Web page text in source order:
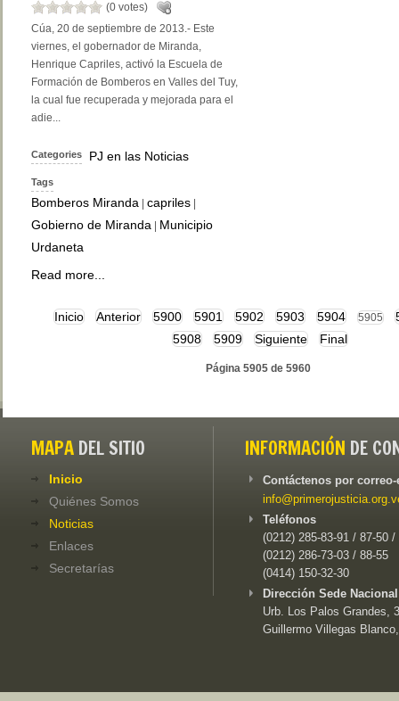
(0 votes)
Cúa, 20 de septiembre de 2013.- Este
viernes, el gobernador de Miranda,
Henrique Capriles, activó la Escuela de
Formación de Bomberos en Valles del Tuy,
la cual fue recuperada y mejorada para el
adie...
Categories PJ en las Noticias
Tags
Bomberos Miranda capriles
Gobierno de Miranda
Municipio
Urdaneta
Read more...
Inicio Anterior 5900 5901 5902 5903 5904 5905
5908
5909 Siguiente Final
Página 5905 de 5960
MAPA DEL SITIO
Inicio
Quiénes Somos
Noticias
Enlaces
Secretarías
INFORMACIÓN DE
Contáctenos por
Teléfonos
(0212) 285-83-91 / 87-50 /
(0212) 286-73-03 / 88-55
(0414) 150-32-30
Dirección Sede
Urb. Los Palos Grandes,
Guillermo Villegas